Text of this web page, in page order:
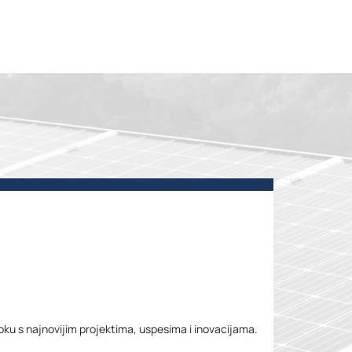
s najnovijim projektima, uspesima i inovacijama.